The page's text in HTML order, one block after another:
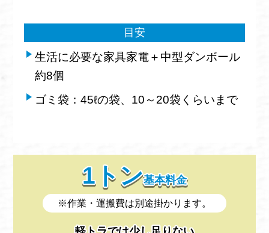
目安
生活に必要な家具家電＋中型ダンボール
約8個
ゴミ袋：45ℓの袋、10～20袋くらいまで
1トン基本料金
※作業・運搬費は別途掛かります。